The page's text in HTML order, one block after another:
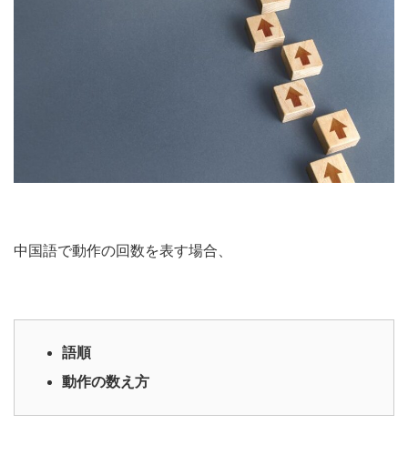
中国語で動作の回数を表す場合、
語順
動作の数え方